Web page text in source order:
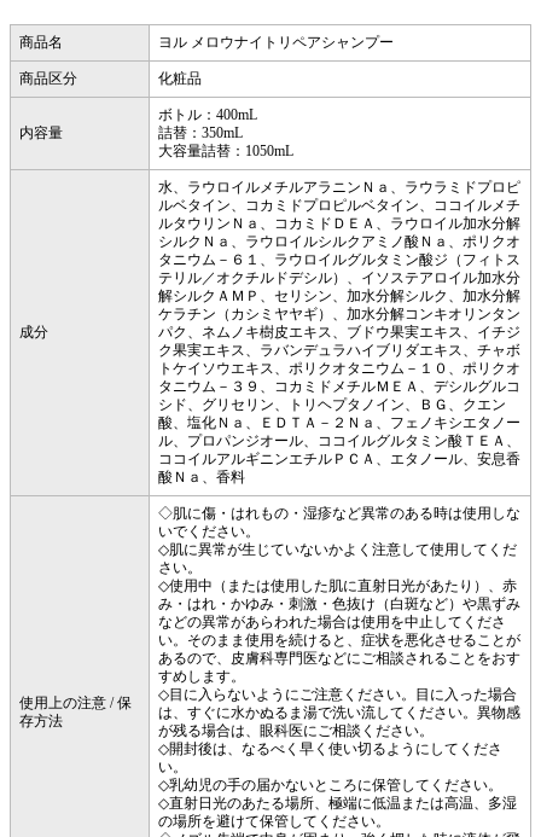
商品名 ヨル メロウナイトリペアシャンプー
商品区分 化粧品
内容量
ボトル：400mL
詰替：350mL
大容量詰替：1050mL
成分
水、ラウロイルメチルアラニンＮａ、ラウラミドプロピ
ルベタイン、コカミドプロピルベタイン、ココイルメチ
ルタウリンＮａ、コカミドＤＥＡ、ラウロイル加水分解
シルクＮａ、ラウロイルシルクアミノ酸Ｎａ、ポリクオ
タニウム－６１、ラウロイルグルタミン酸ジ（フィトス
テリル／オクチルドデシル）、イソステアロイル加水分
解シルクＡＭＰ、セリシン、加水分解シルク、加水分解
ケラチン（カシミヤヤギ）、加水分解コンキオリンタン
パク、ネムノキ樹皮エキス、ブドウ果実エキス、イチジ
ク果実エキス、ラバンデュラハイブリダエキス、チャボ
トケイソウエキス、ポリクオタニウム－１０、ポリクオ
タニウム－３９、コカミドメチルＭＥＡ、デシルグルコ
シド、グリセリン、トリヘプタノイン、ＢＧ、クエン
酸、塩化Ｎａ、ＥＤＴＡ－２Ｎａ、フェノキシエタノー
ル、プロパンジオール、ココイルグルタミン酸ＴＥＡ、
ココイルアルギニンエチルＰＣＡ、エタノール、安息香
酸Ｎａ、香料
使用上の注意 / 保
存方法
◇肌に傷・はれもの・湿疹など異常のある時は使用しな
いでください。
◇肌に異常が生じていないかよく注意して使用してくだ
さい。
◇使用中（または使用した肌に直射日光があたり）、赤
み・はれ・かゆみ・刺激・色抜け（白斑など）や黒ずみ
などの異常があらわれた場合は使用を中止してくださ
い。そのまま使用を続けると、症状を悪化させることが
あるので、皮膚科専門医などにご相談されることをおす
すめします。
◇目に入らないようにご注意ください。目に入った場合
は、すぐに水かぬるま湯で洗い流してください。異物感
が残る場合は、眼科医にご相談ください。
◇開封後は、なるべく早く使い切るようにしてくださ
い。
◇乳幼児の手の届かないところに保管してください。
◇直射日光のあたる場所、極端に低温または高温、多湿
の場所を避けて保管してください。